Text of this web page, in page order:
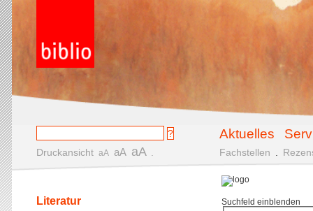
Aktuelles
Druckansicht aA aA aA Fachstellen
Suchfeld einblenden
Literatur